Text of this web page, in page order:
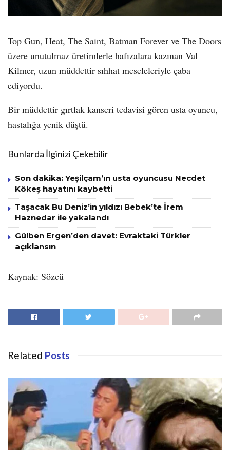
Top Gun, Heat, The Saint, Batman Forever ve The Doors
üzere unutulmaz üretimlerle hafızalara kazınan Val
Kilmer, uzun müddettir sıhhat meseleleriyle çaba
ediyordu.
Bir müddettir gırtlak kanseri tedavisi gören usta oyuncu,
hastalığa yenik düştü.
Bunlarda İlginizi Çekebilir
Son dakika: Yeşilçam’ın usta oyuncusu Necdet
Kökeş hayatını kaybetti
Taşacak Bu Deniz’in yıldızı Bebek’te İrem
Haznedar ile yakalandı
Gülben Ergen’den davet: Evraktaki Türkler
açıklansın
Kaynak: Sözcü
Related Posts